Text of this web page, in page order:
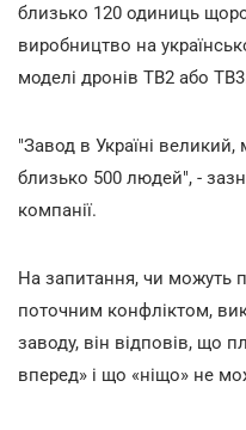
близько 120 одиниць
виробництво на
моделі дронів TB2 або
"Завод в Україні
близько 500 людей", -
компанії.
На запитання, чи можуть
поточним конфліктом,
заводу, він відповів, що
вперед» і що «ніщо» не